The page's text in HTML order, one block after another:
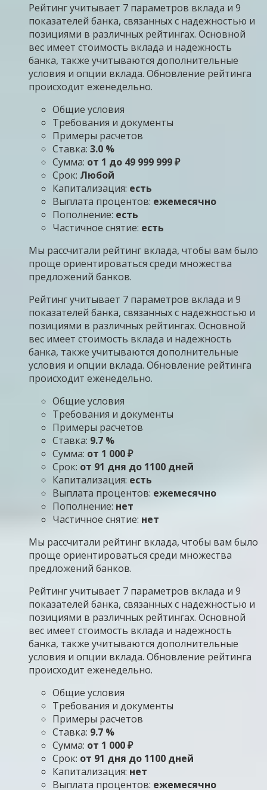
Рейтинг учитывает 7 параметров вклада и 9
показателей банка, связанных с надежностью и
позициями в различных рейтингах. Основной
вес имеет стоимость вклада и надежность
банка, также учитываются дополнительные
условия и опции вклада. Обновление рейтинга
происходит еженедельно.
Общие условия
Требования и документы
Примеры расчетов
Ставка: 3.0 %
Сумма: от 1 до 49 999 999 ₽
Срок: Любой
Капитализация: есть
Выплата процентов: ежемесячно
Пополнение: есть
Частичное снятие: есть
Мы рассчитали рейтинг вклада, чтобы вам было
проще ориентироваться среди множества
предложений банков.
Рейтинг учитывает 7 параметров вклада и 9
показателей банка, связанных с надежностью и
позициями в различных рейтингах. Основной
вес имеет стоимость вклада и надежность
банка, также учитываются дополнительные
условия и опции вклада. Обновление рейтинга
происходит еженедельно.
Общие условия
Требования и документы
Примеры расчетов
Ставка: 9.7 %
Сумма: от 1 000 ₽
Срок: от 91 дня до 1100 дней
Капитализация: есть
Выплата процентов: ежемесячно
Пополнение: нет
Частичное снятие: нет
Мы рассчитали рейтинг вклада, чтобы вам было
проще ориентироваться среди множества
предложений банков.
Рейтинг учитывает 7 параметров вклада и 9
показателей банка, связанных с надежностью и
позициями в различных рейтингах. Основной
вес имеет стоимость вклада и надежность
банка, также учитываются дополнительные
условия и опции вклада. Обновление рейтинга
происходит еженедельно.
Общие условия
Требования и документы
Примеры расчетов
Ставка: 9.7 %
Сумма: от 1 000 ₽
Срок: от 91 дня до 1100 дней
Капитализация: нет
Выплата процентов: ежемесячно